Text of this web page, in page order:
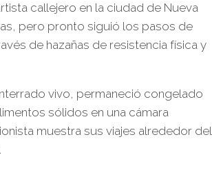
callejero en la ciudad de Nueva
pero pronto siguió los pasos de
de hazañas de resistencia física y
vivo, permaneció congelado
sólidos en una cámara
muestra sus viajes alrededor del